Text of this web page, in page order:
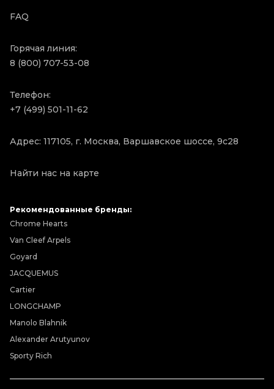
FAQ
Горячая линия:
8 (800) 707-53-08
Телефон:
+7 (499) 501-11-62
Адрес: 117105, г. Москва, Варшавское шоссе, 9с28
Найти нас на карте
Рекомендованные бренды:
Chrome Hearts
Van Cleef Arpels
Goyard
JACQUEMUS
Cartier
LONGCHAMP
Manolo Blahnik
Alexander Arutyunov
Sporty Rich